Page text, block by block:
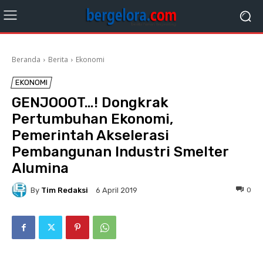
Beranda Berita Ekonomi
EKONOMI
GENJOOOT…! Dongkrak
Pertumbuhan Ekonomi,
Pemerintah Akselerasi
Pembangunan Industri Smelter
Alumina
By Tim Redaksi 6 April 2019 0